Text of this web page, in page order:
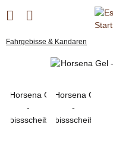
Fahrgebisse & Kandaren